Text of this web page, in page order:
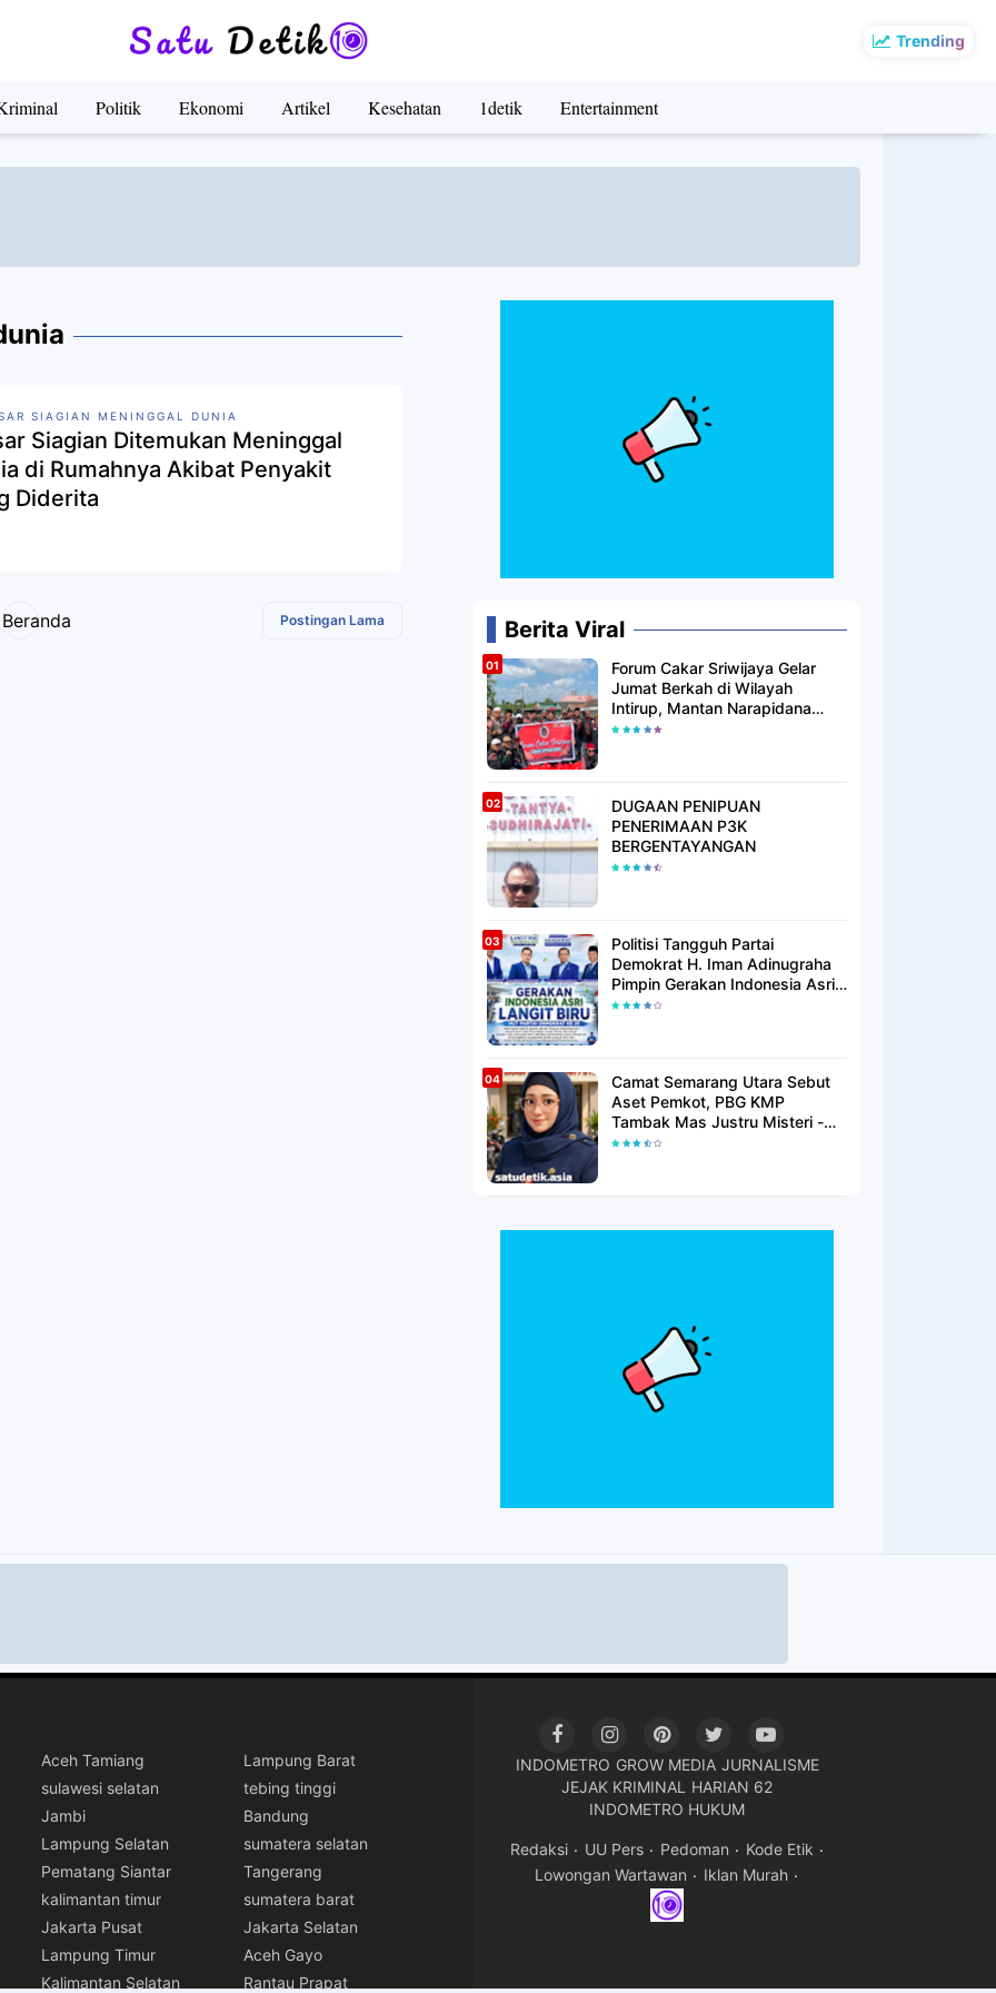
Trending
Politik Ekonomi Artikel Kesehatan 1detik Entertainment
SIAGIAN MENINGGAL DUNIA
Siagian Ditemukan Meninggal
di Rumahnya Akibat Penyakit
Diderita
Postingan Lama
Beranda Berita Viral
Forum Cakar Sriwijaya Gelar
Jumat Berkah di Wilayah
Intirup, Mantan Narapidana
yang Telah Berhijrah Turut
DUGAAN PENIPUAN
PENERIMAAN P3K
BERGENTAYANGAN
Politisi Tangguh Partai
Demokrat H. Iman Adinugraha
Pimpin Gerakan Indonesia Asri
Langit Biru Di Pantai Citepus
Camat Semarang Utara Sebut
Aset Pemkot, PBG KMP
Tambak Mas Justru Misteri -
Warga Menunggu Kepastian
Aceh Tamiang
Lampung Barat
sulawesi selatan
tebing tinggi
Jambi
Bandung
Lampung Selatan
sumatera selatan
Pematang Siantar
Tangerang
kalimantan timur
sumatera barat
Jakarta Pusat
Jakarta Selatan
Lampung Timur
Aceh Gayo
Kalimantan Selatan
Rantau Prapat
INDOMETRO GROW MEDIA JURNALISME
JEJAK KRIMINAL
HARIAN 62
INDOMETRO HUKUM
Redaksi UU Pers Pedoman
Kode Etik
Lowongan Wartawan
Iklan Murah